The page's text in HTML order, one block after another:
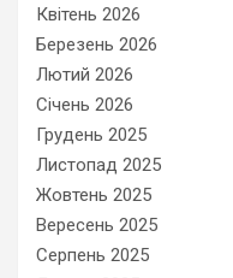
Квітень 2026
Березень 2026
Лютий 2026
Січень 2026
Грудень 2025
Листопад 2025
Жовтень 2025
Вересень 2025
Серпень 2025